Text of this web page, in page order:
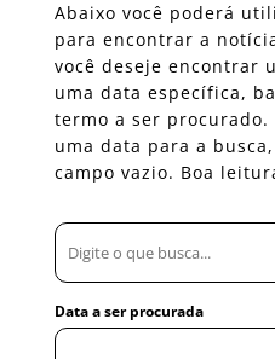
Abaixo você poderá
para encontrar a
você deseje encontrar
uma data específica,
termo a ser
uma data para a
campo vazio. Boa